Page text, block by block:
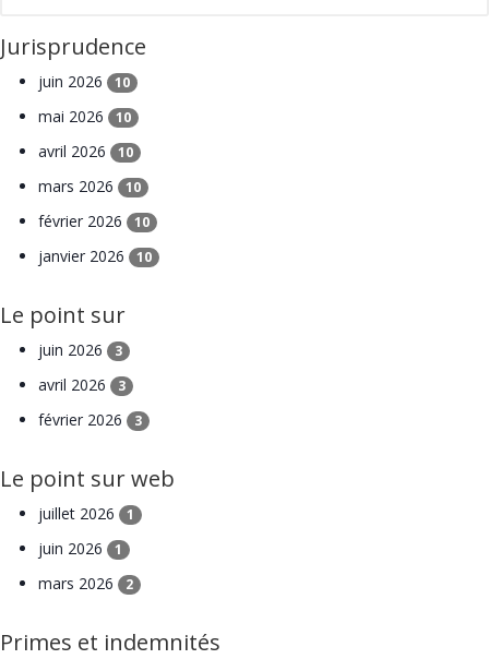
Jurisprudence
juin 2026 10
mai 2026 10
avril 2026 10
mars 2026 10
février 2026 10
janvier 2026 10
Le point sur
juin 2026 3
avril 2026 3
février 2026 3
Le point sur web
juillet 2026 1
juin 2026 1
mars 2026 2
Primes et indemnités